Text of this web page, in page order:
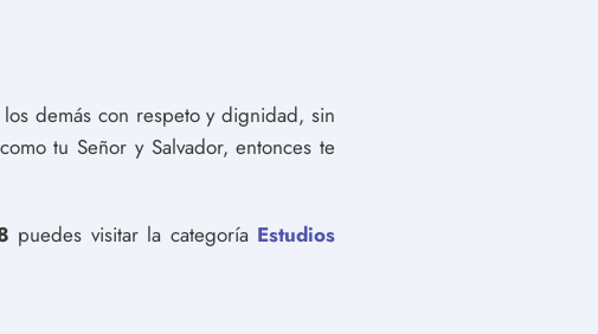
demás con respeto y dignidad, sin
tu Señor y Salvador, entonces te
puedes visitar la categoría Estudios